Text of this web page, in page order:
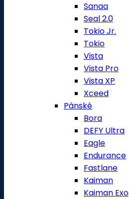
Sanaa
Seal 2.0
Tokio Jr.
Tokio
Vista
Vista Pro
Vista XP
Xceed
Pánské
Bora
DEFY Ultra
Eagle
Endurance
Fastlane
Kaiman
Kaiman Exo